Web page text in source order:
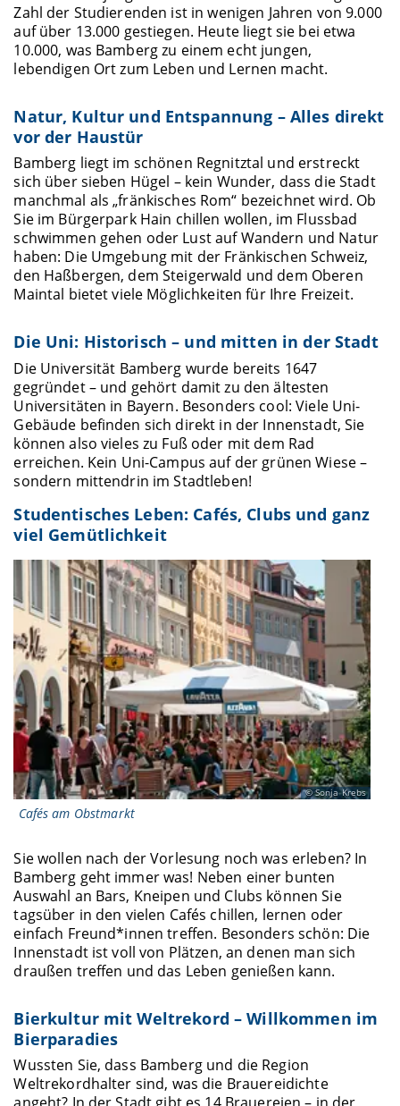
Zahl der Studierenden ist in wenigen Jahren von 9.000
auf über 13.000 gestiegen. Heute liegt sie bei etwa
10.000, was Bamberg zu einem echt jungen,
lebendigen Ort zum Leben und Lernen macht.
Natur, Kultur und Entspannung – Alles direkt
vor der Haustür
Bamberg liegt im schönen Regnitztal und erstreckt
sich über sieben Hügel – kein Wunder, dass die Stadt
manchmal als „fränkisches Rom“ bezeichnet wird. Ob
Sie im Bürgerpark Hain chillen wollen, im Flussbad
schwimmen gehen oder Lust auf Wandern und Natur
haben: Die Umgebung mit der Fränkischen Schweiz,
den Haßbergen, dem Steigerwald und dem Oberen
Maintal bietet viele Möglichkeiten für Ihre Freizeit.
Die Uni: Historisch – und mitten in der Stadt
Die Universität Bamberg wurde bereits 1647
gegründet – und gehört damit zu den ältesten
Universitäten in Bayern. Besonders cool: Viele Uni-
Gebäude befinden sich direkt in der Innenstadt, Sie
können also vieles zu Fuß oder mit dem Rad
erreichen. Kein Uni-Campus auf der grünen Wiese –
sondern mittendrin im Stadtleben!
Studentisches Leben: Cafés, Clubs und ganz
viel Gemütlichkeit
Sonja Krebs
Cafés am Obstmarkt
Sie wollen nach der Vorlesung noch was erleben? In
Bamberg geht immer was! Neben einer bunten
Auswahl an Bars, Kneipen und Clubs können Sie
tagsüber in den vielen Cafés chillen, lernen oder
einfach Freund*innen treffen. Besonders schön: Die
Innenstadt ist voll von Plätzen, an denen man sich
draußen treffen und das Leben genießen kann.
Bierkultur mit Weltrekord – Willkommen im
Bierparadies
Wussten Sie, dass Bamberg und die Region
Weltrekordhalter sind, was die Brauereidichte